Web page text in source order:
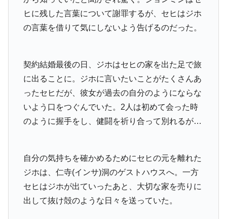
ヒに残した言葉について謝罪するが、セヒはジホ
の言葉を借りて気にしないよう告げるのだった。
契約結婚最後の日、ジホはセヒの家を出た足で旅
に出ることに。ジホに言いたいことがたくさんあ
ったセヒだが、彼女が過去の自分のようにならな
いよう口をつぐんでいた。2人は初めて会った時
のように握手をし、健闘を祈り合って別れるが…
自分の気持ちを確かめるためにセヒの元を離れた
ジホは、仁寺(インサ)洞のゲストハウスへ。一方
セヒはジホが出ていったあと、大切な家を売りに
出して抜け殻のような日々を送っていた。